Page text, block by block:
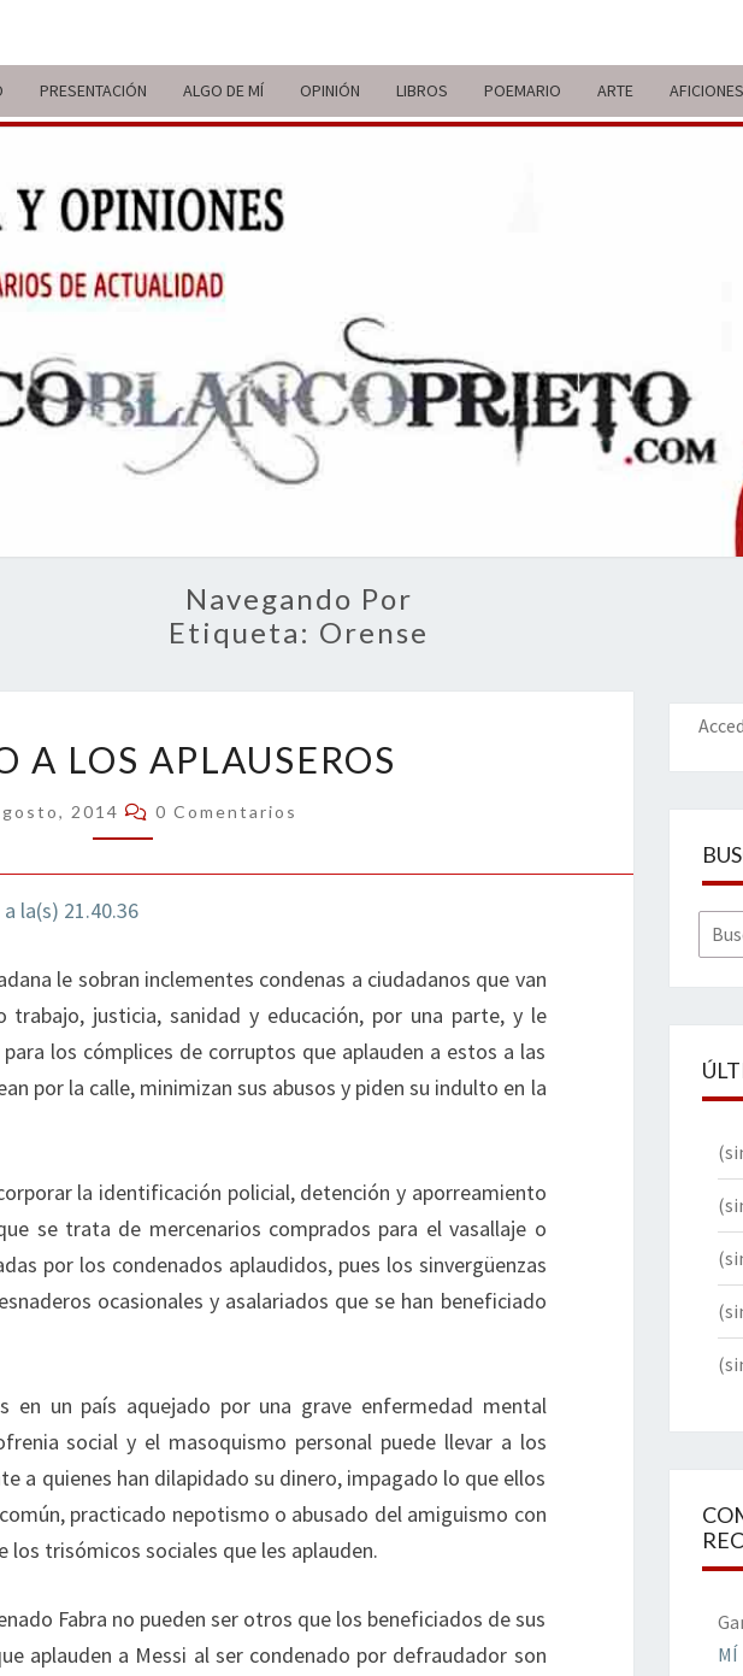
PRESENTACIÓN ALGO DE MÍ OPINIÓN LIBROS POEMARIO ARTE AFICIONES
DE VIDA
BREVE
RECORRIDO
VITAL Y
COMENTARIOS
ACTUALIDAD
Navegando Por
Etiqueta: Orense
A
LOS
APLAUSEROS
A LOS APLAUSEROS
2014 Comentarios
0 Comentarios
le sobran inclementes condenas a ciudadanos que van
trabajo, justicia, sanidad y educación, por una parte, y le
los cómplices de corruptos que aplauden a estos a las
por la calle, minimizan sus abusos y piden su indulto en la
la identificación policial, detención y aporreamiento
se trata de mercenarios comprados para el vasallaje o
por los condenados aplaudidos, pues los sinvergüenzas
ocasionales y asalariados que se han beneficiado
en un país aquejado por una grave enfermedad mental
social y el masoquismo personal puede llevar a los
a quienes han dilapidado su dinero, impagado lo que ellos
practicado nepotismo o abusado del amiguismo con
los trisómicos sociales que les aplauden.
Fabra no pueden ser otros que los beneficiados de sus
aplauden a Messi al ser condenado por defraudador son
por:
MÍ